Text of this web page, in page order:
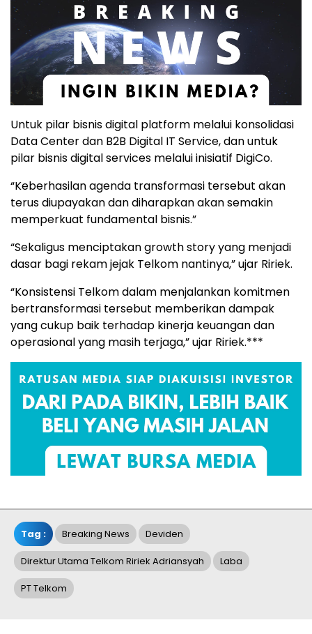
Untuk pilar bisnis digital platform melalui konsolidasi
Data Center dan B2B Digital IT Service, dan untuk
pilar bisnis digital services melalui inisiatif DigiCo.
“Keberhasilan agenda transformasi tersebut akan
terus diupayakan dan diharapkan akan semakin
memperkuat fundamental bisnis.”
“Sekaligus menciptakan growth story yang menjadi
dasar bagi rekam jejak Telkom nantinya,” ujar Ririek.
“Konsistensi Telkom dalam menjalankan komitmen
bertransformasi tersebut memberikan dampak
yang cukup baik terhadap kinerja keuangan dan
operasional yang masih terjaga,” ujar Ririek.***
Tag : Breaking News Deviden
Direktur Utama Telkom Ririek Adriansyah Laba
PT Telkom